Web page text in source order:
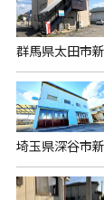
群馬県太田市
埼玉県深谷市